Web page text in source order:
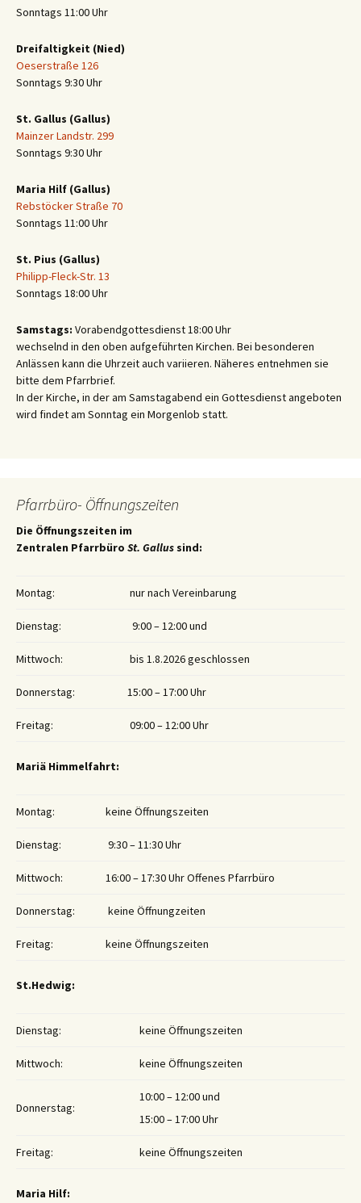
Sonntags 11:00 Uhr
Dreifaltigkeit (Nied)
Oeserstraße 126
Sonntags 9:30 Uhr
St. Gallus (Gallus)
Mainzer Landstr. 299
Sonntags 9:30 Uhr
Maria Hilf (Gallus)
Rebstöcker Straße 70
Sonntags 11:00 Uhr
St. Pius (Gallus)
Philipp-Fleck-Str. 13
Sonntags 18:00 Uhr
Samstags: Vorabendgottesdienst 18:00 Uhr
wechselnd in den oben aufgeführten Kirchen. Bei besonderen
Anlässen kann die Uhrzeit auch variieren. Näheres entnehmen sie
bitte dem Pfarrbrief.
In der Kirche, in der am Samstagabend ein Gottesdienst angeboten
wird findet am Sonntag ein Morgenlob statt.
Pfarrbüro- Öffnungszeiten
Die Öffnungszeiten im
Zentralen Pfarrbüro St. Gallus sind:
Montag: nur nach Vereinbarung
Dienstag: 9:00 – 12:00 und
Mittwoch: bis 1.8.2026 geschlossen
Donnerstag: 15:00 – 17:00 Uhr
Freitag: 09:00 – 12:00 Uhr
Mariä Himmelfahrt:
Montag: keine Öffnungszeiten
Dienstag: 9:30 – 11:30 Uhr
Mittwoch: 16:00 – 17:30 Uhr Offenes Pfarrbüro
Donnerstag: keine Öffnungzeiten
Freitag: keine Öffnungszeiten
St.Hedwig:
Dienstag: keine Öffnungszeiten
Mittwoch: keine Öffnungszeiten
Donnerstag:
10:00 – 12:00 und
15:00 – 17:00 Uhr
Freitag: keine Öffnungszeiten
Maria Hilf: